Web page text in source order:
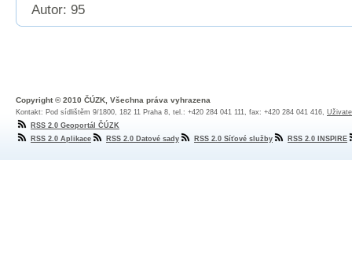
Autor: 95
Copyright © 2010 ČÚZK, Všechna práva vyhrazena
Kontakt: Pod sídlištěm 9/1800, 182 11 Praha 8, tel.: +420 284 041 111, fax: +420 284 041 416,
RSS 2.0 Geoportál ČÚZK
RSS 2.0 Aplikace
RSS 2.0 Datové sady RSS 2.0 Síťové služby RSS 2.0 INSPIRE